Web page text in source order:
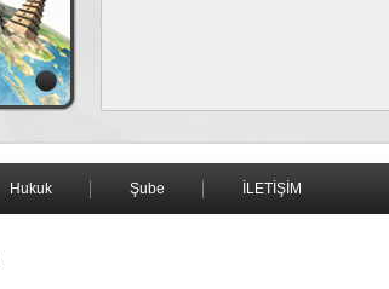
Hukuk Şube İLETİŞİM